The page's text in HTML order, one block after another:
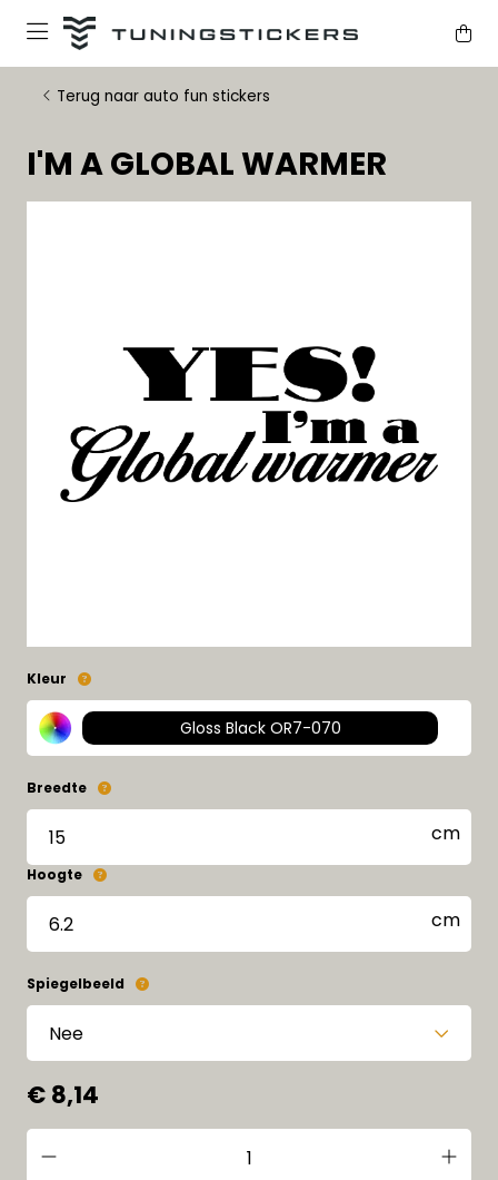
Terug naar auto fun stickers
I'M A GLOBAL WARMER
Kleur
Gloss Black OR7-070
Breedte
Hoogte
Spiegelbeeld
€ 8,14